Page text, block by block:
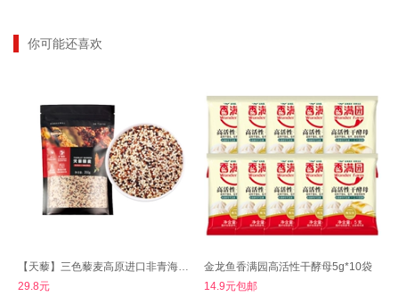
你可能还喜欢
29.8元
金龙鱼香满园高活性干酵母5g*10袋
14.9元包邮